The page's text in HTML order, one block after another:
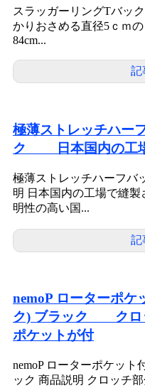
スラッガーリングTバッ
かりおさめる直径5ｃｍ
84cm...
記
極薄ストレッチハー
ク 日本国内の工場
極薄ストレッチハーフ
明 日本国内の工場で縫
明性の高い国...
記
nemoP ローターポケ
ク) ブラック クロ
ポケットが付
nemoP ローターポケット
ック 商品説明 クロッチ